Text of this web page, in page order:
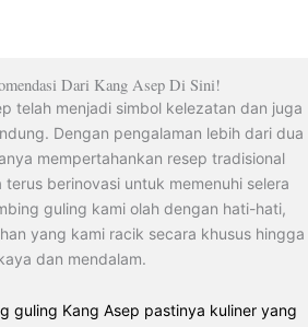
Dari Kang Asep Di Sini!
telah menjadi simbol kelezatan dan juga
Dengan pengalaman lebih dari dua
mempertahankan resep tradisional
berinovasi untuk memenuhi selera
guling kami olah dengan hati-hati,
yang kami racik secara khusus hingga
dan mendalam.
guling Kang Asep pastinya kuliner yang